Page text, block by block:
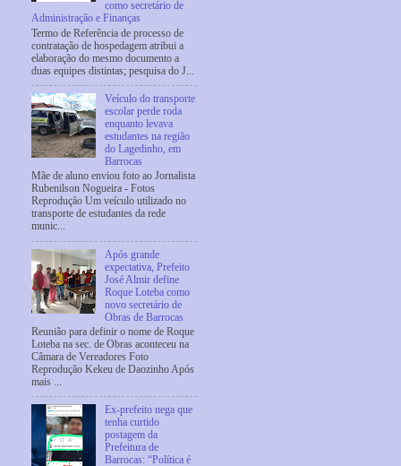
como secretário de
Administração e Finanças
Termo de Referência de processo de
contratação de hospedagem atribui a
elaboração do mesmo documento a
duas equipes distintas; pesquisa do J...
Veículo do transporte
escolar perde roda
enquanto levava
estudantes na região
do Lagedinho, em
Barrocas
Mãe de aluno enviou foto ao Jornalista
Rubenilson Nogueira - Fotos
Reprodução Um veículo utilizado no
transporte de estudantes da rede
munic...
Após grande
expectativa, Prefeito
José Almir define
Roque Loteba como
novo secretário de
Obras de Barrocas
Reunião para definir o nome de Roque
Loteba na sec. de Obras aconteceu na
Câmara de Vereadores Foto
Reprodução Kekeu de Daozinho Após
mais ...
Ex-prefeito nega que
tenha curtido
postagem da
Prefeitura de
Barrocas: “Política é